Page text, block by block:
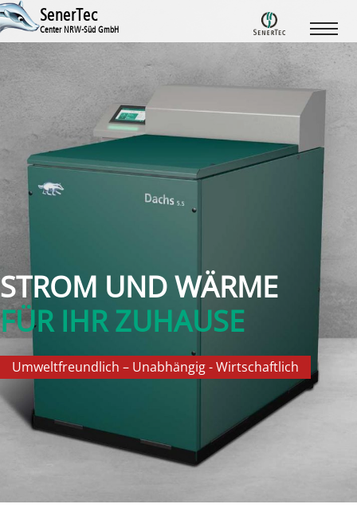
SenerTec
Center NRW-Süd GmbH
STROM UND WÄRME
FÜR IHR ZUHAUSE
Umweltfreundlich – Unabhängig - Wirtschaftlich